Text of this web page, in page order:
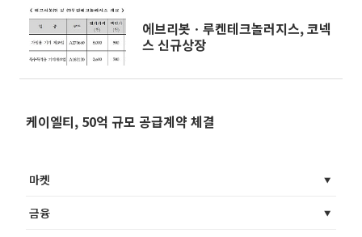
에브리봇ㆍ루켄테크놀러지스, 코넥
스 신규상장
케이엘티, 50억 규모 공급계약 체결
마켓
금융